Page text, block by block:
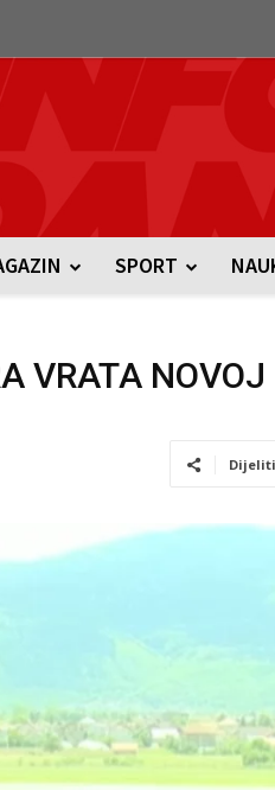
SPORT
VRATA
Dijeliti